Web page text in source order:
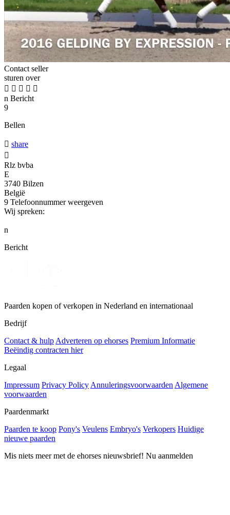
Contact seller
sturen over
    
n Bericht
9
Bellen
 share

Rlz bvba
E
3740 Bilzen
België
9 Telefoonnummer weergeven
Wij spreken:
n
Bericht
Paarden kopen of verkopen in Nederland en internationaal
Bedrijf
Contact & hulp Adverteren op ehorses Premium Informatie
Beëindig contracten hier
Legaal
Impressum Privacy Policy Annuleringsvoorwaarden Algemene
voorwaarden
Paardenmarkt
Paarden te koop Pony's Veulens Embryo's Verkopers Huidige
nieuwe paarden
Mis niets meer met de ehorses nieuwsbrief! Nu aanmelden